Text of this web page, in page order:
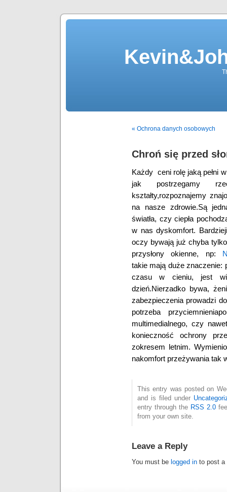
« Ochrona danych osobowych
Chroń się przed
Każdy ceni rolę jaką pełni
jak postrzegamy
kształty,rozpoznajemy
na nasze zdrowie.Są
światła, czy ciepła
w nas dyskomfort.
oczy bywają już chyba
przysłony okienne, np:
takie mają duże
czasu w cieniu, jest
dzień.Nierzadko bywa,
zabezpieczenia prowadzi
potrzeba
multimedialnego, czy
konieczność ochrony
zokresem letnim.
nakomfort przeżywania tak
This entry was posted on
and is filed under
entry through the RSS 2.0
from your own site.
Leave a Reply
You must be logged in to post a